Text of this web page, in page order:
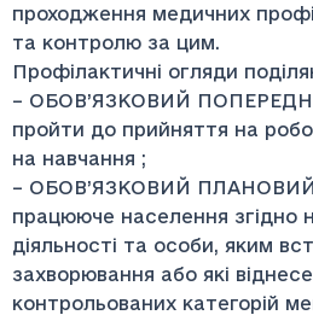
проходження медичних
та контролю за цим.
Профілактичні огляди
– ОБОВ’ЯЗКОВИЙ
пройти до прийняття на
на навчання ;
– ОБОВ’ЯЗКОВИЙ
працююче населення згідно
діяльності та особи, яким
захворювання або які
контрольованих категорій